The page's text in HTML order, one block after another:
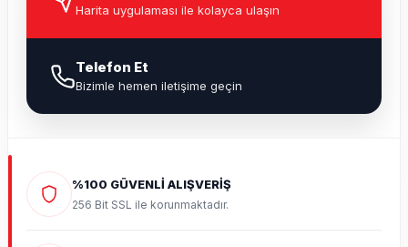
Harita uygulaması ile kolayca ulaşın
Telefon Et
Bizimle hemen iletişime geçin
%100 GÜVENLİ ALIŞVERİŞ
256 Bit SSL ile korunmaktadır.